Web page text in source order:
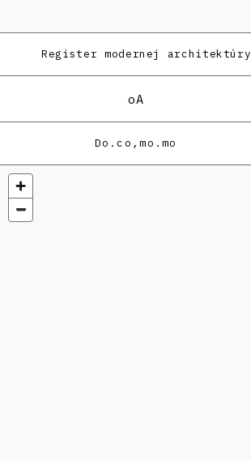
Register modernej architektúry
oA
Do.co,mo.mo